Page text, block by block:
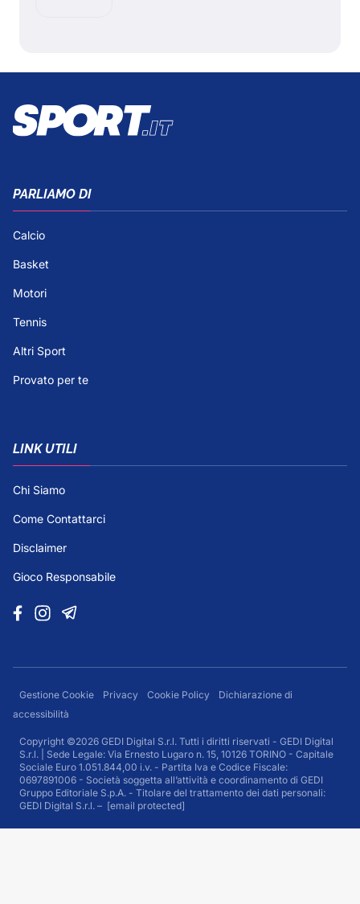
PARLIAMO DI
Calcio
Basket
Motori
Tennis
Altri Sport
Provato per te
LINK UTILI
Chi Siamo
Come Contattarci
Disclaimer
Gioco Responsabile
Gestione Cookie Privacy Cookie Policy
Dichiarazione di
accessibilità
Copyright ©2026 GEDI Digital S.r.l. Tutti i diritti riservati - GEDI Digital
S.r.l. | Sede Legale: Via Ernesto Lugaro n. 15, 10126 TORINO - Capitale
Sociale Euro 1.051.844,00 i.v. - Partita Iva e Codice Fiscale:
0697891006 - Società soggetta all’attività e coordinamento di GEDI
Gruppo Editoriale S.p.A. - Titolare del trattamento dei dati personali:
GEDI Digital S.r.l. – [email protected]